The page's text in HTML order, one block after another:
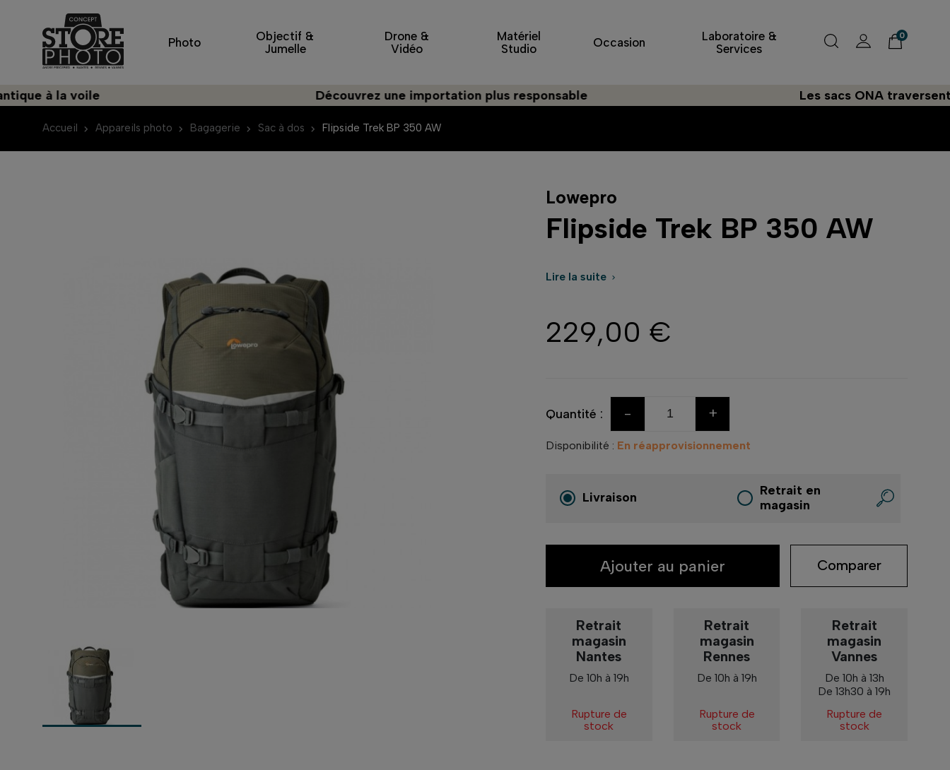
Photo
Objectif &
Jumelle
Drone &
Vidéo
Matériel
Studio
Occasion
Laboratoire &
Services
0
à la voile Découvrez une importation plus responsable Les sacs ONA traversent
Accueil Appareils photo Bagagerie Sac à dos Flipside Trek BP 350 AW
Lowepro
Flipside Trek BP 350 AW
Lire la suite 
229,00 €
Quantité : - +
Disponibilité : En réapprovisionnement
Livraison
Retrait en
magasin
Ajouter au panier Comparer
Retrait
magasin
Nantes
De 10h à 19h
Rupture de
stock
Retrait
magasin
Rennes
De 10h à 19h
Rupture de
stock
Retrait
magasin
Vannes
De 10h à 13h
De 13h30 à 19h
Rupture de
stock